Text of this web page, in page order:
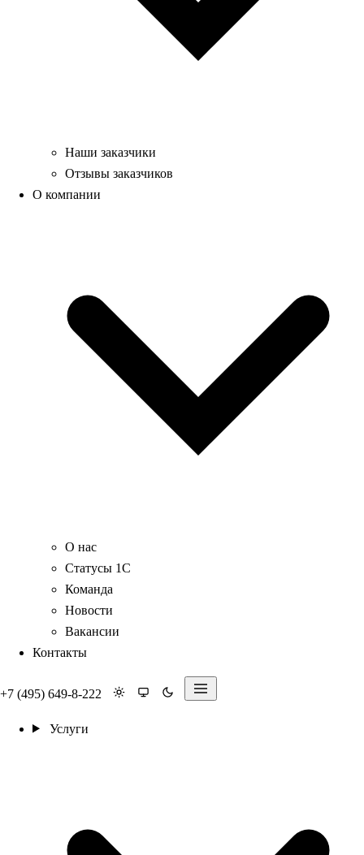
Наши заказчики
Отзывы заказчиков
О компании
О нас
Статусы 1С
Команда
Новости
Вакансии
Контакты
+7 (495) 649-8-222
Услуги